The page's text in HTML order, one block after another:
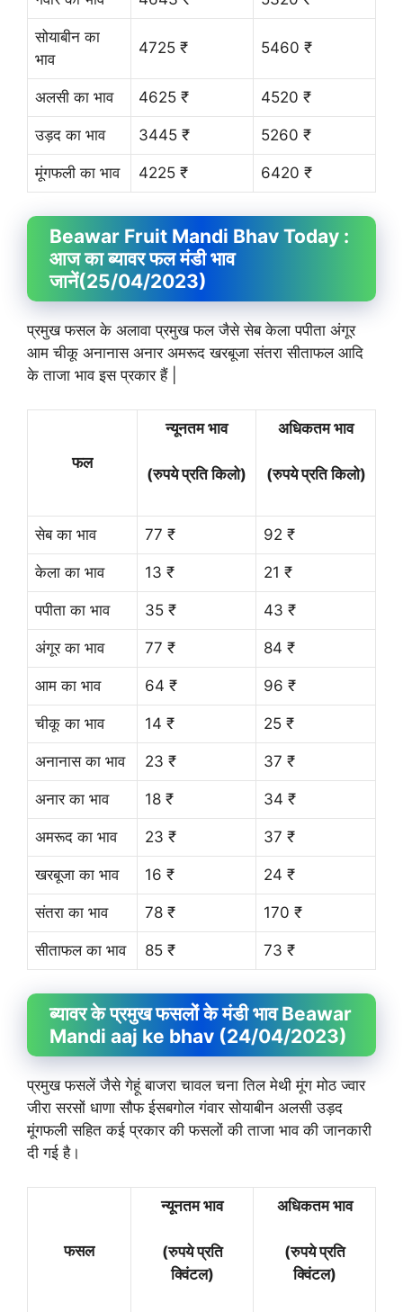
सोयाबीन का
भाव
4725 ₹ 5460 ₹
अलसी का भाव 4625 ₹ 4520 ₹
उड़द का भाव 3445 ₹ 5260 ₹
मूंगफली का भाव 4225 ₹ 6420 ₹
Beawar Fruit Mandi Bhav Today :
आज का ब्यावर फल मंडी भाव
जानें(25/04/2023)
प्रमुख फसल के अलावा प्रमुख फल जैसे सेब केला पपीता अंगूर
आम चीकू अनानास अनार अमरूद खरबूजा संतरा सीताफल आदि
के ताजा भाव इस प्रकार हैं |
फल
न्यूनतम भाव
(रुपये प्रति किलो)
अधिकतम भाव
(रुपये प्रति किलो)
सेब का भाव 77 ₹ 92 ₹
केला का भाव 13 ₹ 21 ₹
पपीता का भाव 35 ₹ 43 ₹
अंगूर का भाव 77 ₹ 84 ₹
आम का भाव 64 ₹ 96 ₹
चीकू का भाव 14 ₹ 25 ₹
अनानास का भाव 23 ₹ 37 ₹
अनार का भाव 18 ₹ 34 ₹
अमरूद का भाव 23 ₹ 37 ₹
खरबूजा का भाव 16 ₹ 24 ₹
संतरा का भाव 78 ₹ 170 ₹
सीताफल का भाव 85 ₹ 73 ₹
ब्यावर के प्रमुख फसलों के मंडी भाव Beawar
Mandi aaj ke bhav (24/04/2023)
प्रमुख फसलें जैसे गेहूं बाजरा चावल चना तिल मेथी मूंग मोठ ज्वार
जीरा सरसों धाणा सौफ ईसबगोल गंवार सोयाबीन अलसी उड़द
मूंगफली सहित कई प्रकार की फसलों की ताजा भाव की जानकारी
दी गई है।
फसल
न्यूनतम भाव
(रुपये प्रति
क्विंटल)
अधिकतम भाव
(रुपये प्रति
क्विंटल)